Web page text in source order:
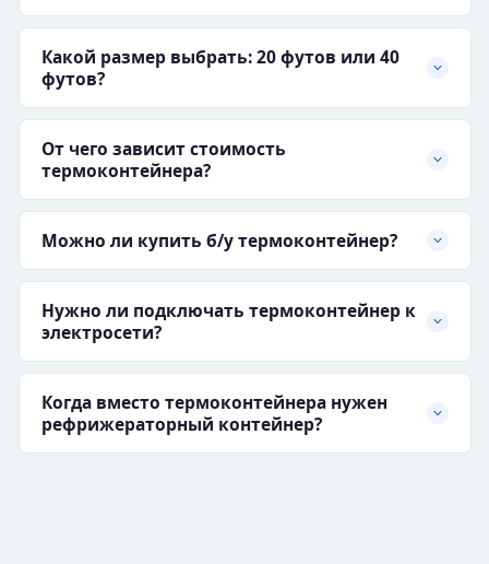
Какой размер выбрать: 20 футов или 40
футов?
От чего зависит стоимость
термоконтейнера?
Можно ли купить б/у термоконтейнер?
Нужно ли подключать термоконтейнер к
электросети?
Когда вместо термоконтейнера нужен
рефрижераторный контейнер?